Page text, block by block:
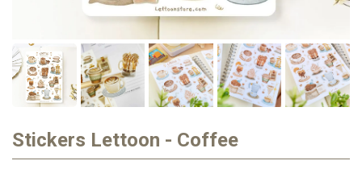
Stickers Lettoon - Coffee